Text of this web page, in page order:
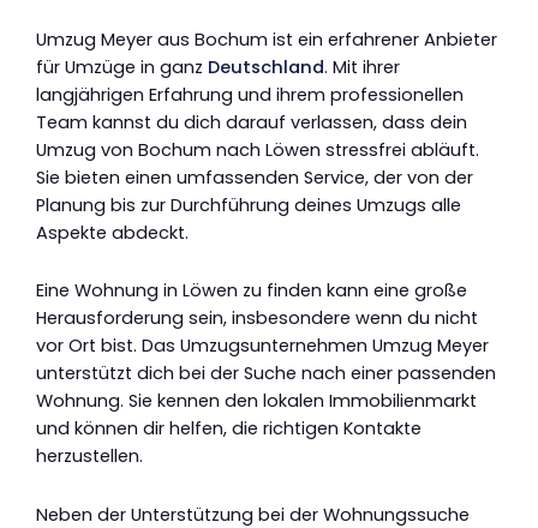
Umzug Meyer aus Bochum ist ein erfahrener Anbieter
für Umzüge in ganz Deutschland. Mit ihrer
langjährigen Erfahrung und ihrem professionellen
Team kannst du dich darauf verlassen, dass dein
Umzug von Bochum nach Löwen stressfrei abläuft.
Sie bieten einen umfassenden Service, der von der
Planung bis zur Durchführung deines Umzugs alle
Aspekte abdeckt.
Eine Wohnung in Löwen zu finden kann eine große
Herausforderung sein, insbesondere wenn du nicht
vor Ort bist. Das Umzugsunternehmen Umzug Meyer
unterstützt dich bei der Suche nach einer passenden
Wohnung. Sie kennen den lokalen Immobilienmarkt
und können dir helfen, die richtigen Kontakte
herzustellen.
Neben der Unterstützung bei der Wohnungssuche